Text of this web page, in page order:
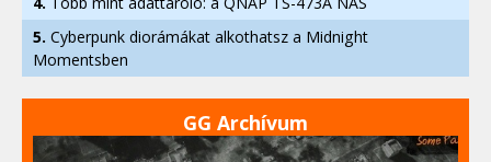
5. Cyberpunk diorámákat alkothatsz a Midnight
Momentsben
GG Archívum